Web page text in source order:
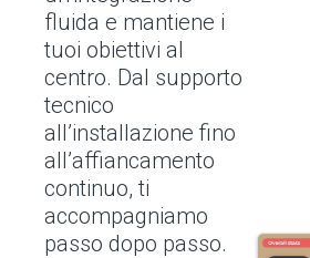
fluida e mantiene i
tuoi obiettivi al
centro. Dal supporto
tecnico
all’installazione fino
all’affiancamento
continuo, ti
accompagniamo
passo dopo passo.